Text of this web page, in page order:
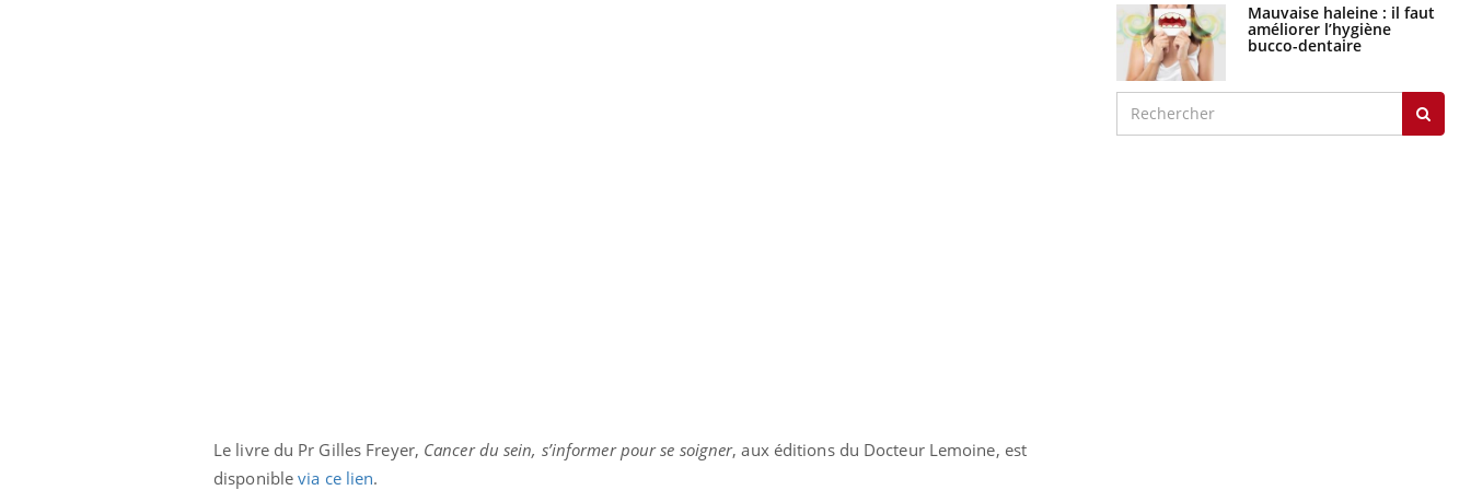
Le livre du Pr Gilles Freyer, Cancer du sein, s’informer pour se soigner, aux éditions du Docteur Lemoine, est
disponiblevia ce lien.
Mauvaise haleine : il faut
améliorer l’hygiène
bucco-dentaire